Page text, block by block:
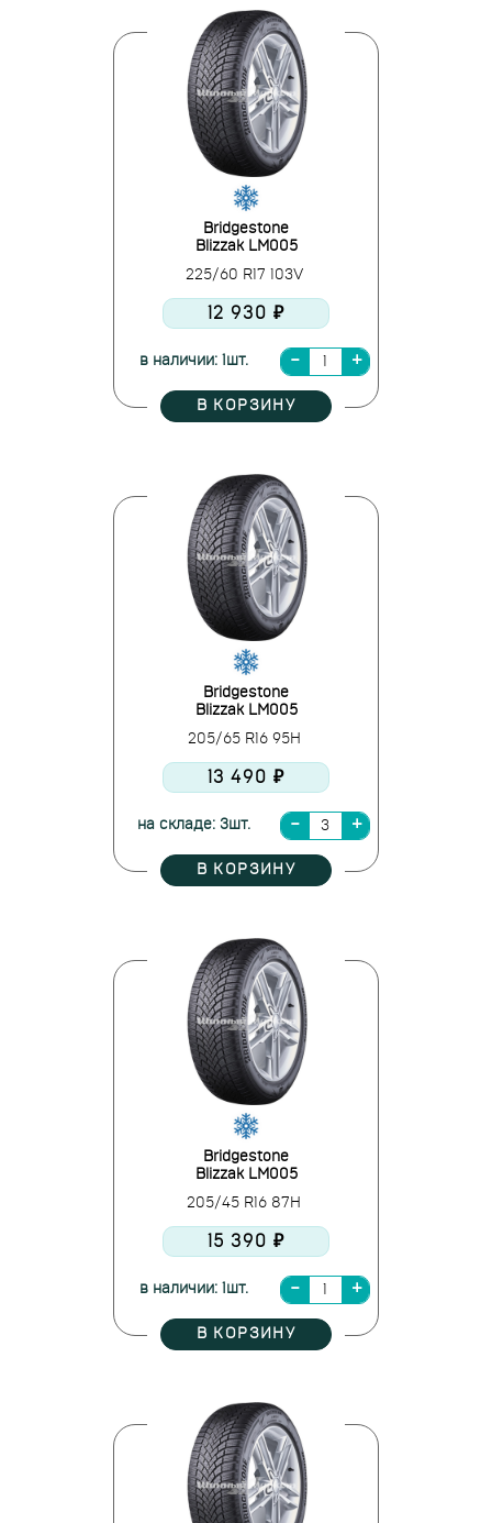
Bridgestone
Blizzak LM005
225/60 R17 103V
12 930 ₽
в наличии: 1шт.
В КОРЗИНУ
Bridgestone
Blizzak LM005
205/65 R16 95H
13 490 ₽
на складе: 3шт.
В КОРЗИНУ
Bridgestone
Blizzak LM005
205/45 R16 87H
15 390 ₽
в наличии: 1шт.
В КОРЗИНУ